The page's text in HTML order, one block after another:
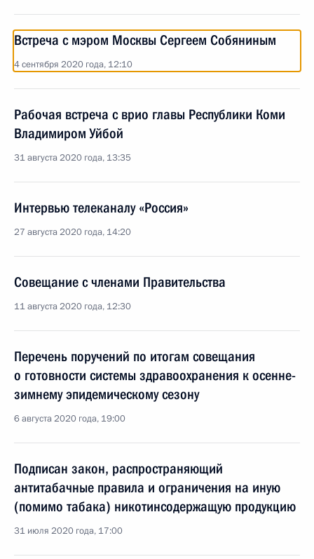
Встреча с мэром Москвы Сергеем Собяниным
4 сентября 2020 года, 12:10
Рабочая встреча с врио главы Республики Коми
Владимиром Уйбой
31 августа 2020 года, 13:35
Интервью телеканалу «Россия»
27 августа 2020 года, 14:20
Совещание с членами Правительства
11 августа 2020 года, 12:30
Перечень поручений по итогам совещания
о готовности системы здравоохранения к осенне-
зимнему эпидемическому сезону
6 августа 2020 года, 19:00
Подписан закон, распространяющий
антитабачные правила и ограничения на иную
(помимо табака) никотинсодержащую продукцию
31 июля 2020 года, 17:00